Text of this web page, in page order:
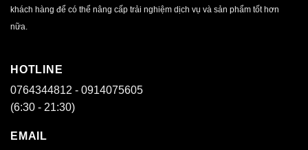
khách hàng để có thể nâng cấp trải nghiệm dịch vụ và sản phẩm tốt hơn
nữa.
HOTLINE
0764344812 - 0914075605
(6:30 - 21:30)
EMAIL